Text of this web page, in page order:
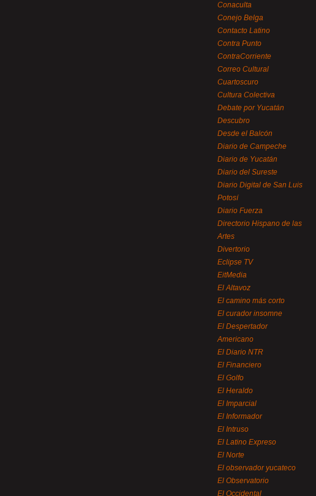
Conaculta
Conejo Belga
Contacto Latino
Contra Punto
ContraCorriente
Correo Cultural
Cuartoscuro
Cultura Colectiva
Debate por Yucatán
Descubro
Desde el Balcón
Diario de Campeche
Diario de Yucatán
Diario del Sureste
Diario Digital de San Luis
Potosí
Diario Fuerza
Directorio Hispano de las
Artes
Divertorio
Eclipse TV
EitMedia
El Altavoz
El camino más corto
El curador insomne
El Despertador
Americano
El Diario NTR
El Financiero
El Golfo
El Heraldo
El Imparcial
El Informador
El Intruso
El Latino Expreso
El Norte
El observador yucateco
El Observatorio
El Occidental